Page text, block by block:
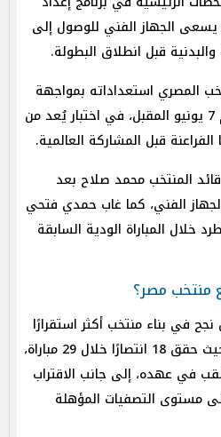
الجهاز الفني للوصول إلى
قبل انطلاق البطولة.
المصري استعداداته بمواجهة
ودية قوية أمام البرازيل يوم 7 يونيو المقبل، في اختبار يُعد من
قبل المشاركة العالمية.
المنتخب محمد صلاح بعد
الفني، كما غاب حمدي فتحي
خلال المباراة الودية السابقة
مصر؟
في بناء منتخب أكثر استقرارًا
منذ توليه المهمة الفنية، حيث حقق 18 انتصارًا خلال 29 مباراة،
لقب في عهده، إلى جانب الاقتراب
مستوى التصفيات المؤهلة